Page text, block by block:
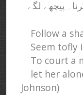
پیچھے لگے
Follow a
Seem tofly
To court a
let her
Johnson)